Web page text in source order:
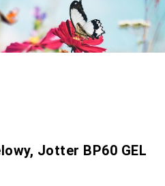
Jotter BP60 GEL